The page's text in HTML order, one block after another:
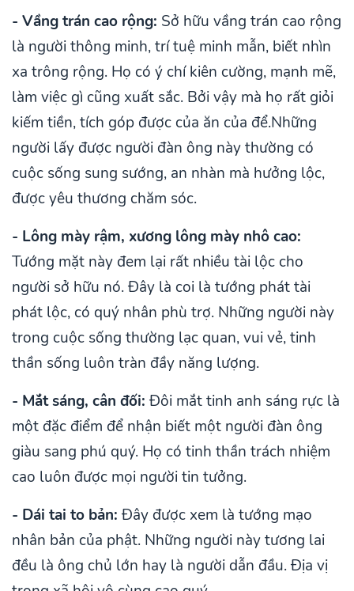
- Vầng trán cao rộng: Sở hữu vầng trán cao rộng
là người thông minh, trí tuệ minh mẫn, biết nhìn
xa trông rộng. Họ có ý chí kiên cường, mạnh mẽ,
làm việc gì cũng xuất sắc. Bởi vậy mà họ rất giỏi
kiếm tiền, tích góp được của ăn của để.Những
người lấy được người đàn ông này thường có
cuộc sống sung sướng, an nhàn mà hưởng lộc,
được yêu thương chăm sóc.
- Lông mày rậm, xương lông mày nhô cao:
Tướng mặt này đem lại rất nhiều tài lộc cho
người sở hữu nó. Đây là coi là tướng phát tài
phát lộc, có quý nhân phù trợ. Những người này
trong cuộc sống thường lạc quan, vui vẻ, tinh
thần sống luôn tràn đầy năng lượng.
- Mắt sáng, cân đối: Đôi mắt tinh anh sáng rực là
một đặc điểm để nhận biết một người đàn ông
giàu sang phú quý. Họ có tinh thần trách nhiệm
cao luôn được mọi người tin tưởng.
- Dái tai to bản: Đây được xem là tướng mạo
nhân bản của phật. Những người này tương lai
đều là ông chủ lớn hay là người dẫn đầu. Địa vị